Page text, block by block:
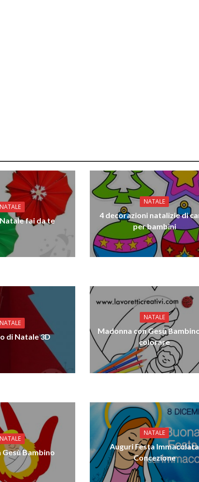
NATALE
fai da te
NATALE
4 decorazioni natalizie di
per bambini
NATALE
di Natale 3D
NATALE
Madonna con Gesù
colorare
NATALE
Bambino
NATALE
Auguri Festa Immacolata
Concezione